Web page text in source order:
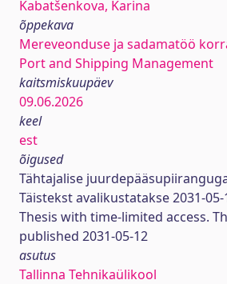
Kabatšenkova, Karina
õppekava
Mereveonduse ja sadamatöö
Port and Shipping Management
kaitsmiskuupäev
09.06.2026
keel
est
õigused
Tähtajalise
Täistekst avalikustatakse 2031-05-
Thesis with time-limited access.
published 2031-05-12
asutus
Tallinna Tehnikaülikool